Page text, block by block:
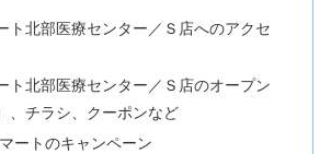
ト北部医療センター／Ｓ店へのアクセ
ト北部医療センター／Ｓ店のオープン
、チラシ、クーポンなど
ートのキャンペーン